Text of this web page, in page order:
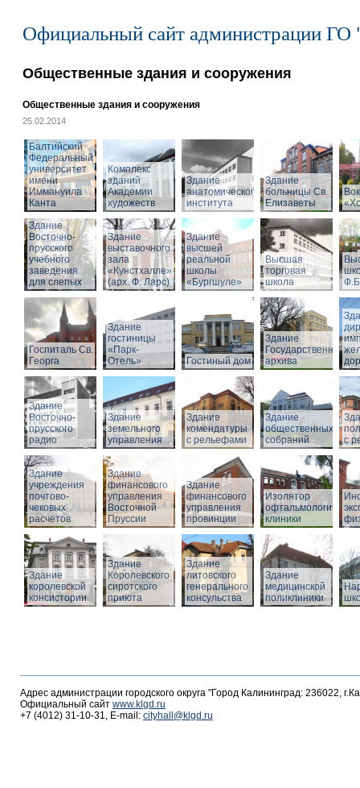
Официальный сайт администрации ГО
Общественные здания и сооружения
Общественные здания и сооружения
25.02.2014
Балтийский
Федеральный
университет
имени
Иммануила
Канта
Комплекс
зданий
Академии
художеств
Здание
анатомического
института
Здание
больницы Св.
Елизаветы
Здание
Восточно-
прусского
учебного
заведения
для слепых
Здание
выставочного
зала
«Кунстхалле»
(арх. Ф. Ларс)
Здание
высшей
реальной
школы
«Бургшуле»
Высшая
торговая
школа
Госпиталь Св.
Георга
Здание
гостиницы
«Парк-
Отель»
Гостиный дом
Здание
Государственного
архива
Здание
Восточно-
прусского
радио
Здание
земельного
управления
Здание
комендатуры
с рельефами
Здание
общественных
собраний
с
Здание
учреждения
почтово-
чековых
расчетов
Здание
финансового
управления
Восточной
Пруссии
Здание
финансового
управления
провинции
Изолятор
клиники
Здание
королевской
консистории
Здание
Королевского
сиротского
приюта
Здание
литовского
генерального
консульства
Здание
медицинской
поликлиники
Адрес администрации городского округа "Город Калининград: 236022,
Официальный сайт www.klgd.ru
+7 (4012) 31-10-31, E-mail: cityhall@klgd.ru